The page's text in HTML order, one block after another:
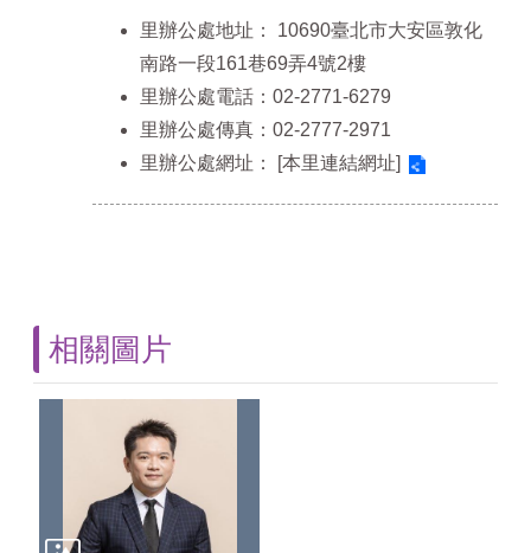
里辦公處地址： 10690臺北市大安區敦化
南路一段161巷69弄4號2樓
里辦公處電話：02-2771-6279
里辦公處傳真：02-2777-2971
里辦公處網址：
[本里連結網址]
相關圖片